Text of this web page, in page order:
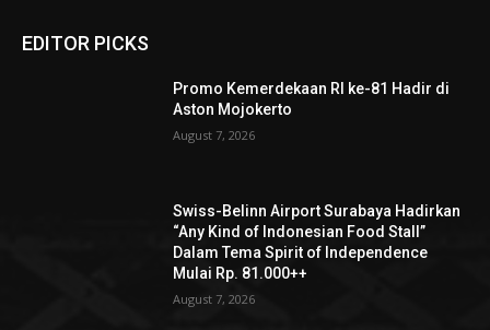
EDITOR PICKS
Promo Kemerdekaan RI ke-81 Hadir di
Aston Mojokerto
August 7, 2026
Swiss-Belinn Airport Surabaya Hadirkan
“Any Kind of Indonesian Food Stall”
Dalam Tema Spirit of Independence
Mulai Rp. 81.000++
August 7, 2026